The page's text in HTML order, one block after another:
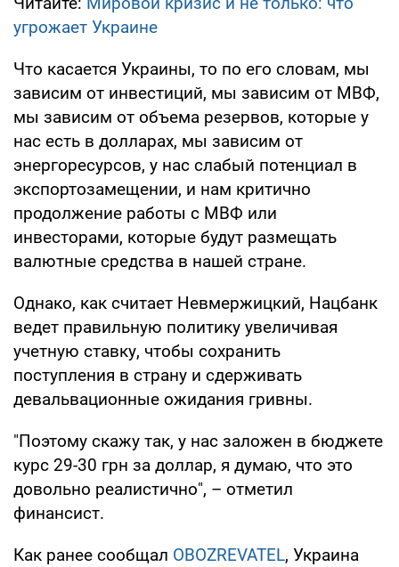
угрожает Украине
Что касается Украины, то по его словам, мы
зависим от инвестиций, мы зависим от МВФ,
мы зависим от объема резервов, которые у
нас есть в долларах, мы зависим от
энергоресурсов, у нас слабый потенциал в
экспортозамещении, и нам критично
продолжение работы с МВФ или
инвесторами, которые будут размещать
валютные средства в нашей стране.
Однако, как считает Невмержицкий, Нацбанк
ведет правильную политику увеличивая
учетную ставку, чтобы сохранить
поступления в страну и сдерживать
девальвационные ожидания гривны.
"Поэтому скажу так, у нас заложен в бюджете
курс 29-30 грн за доллар, я думаю, что это
довольно реалистично", – отметил
финансист.
Как ранее сообщал OBOZREVATEL, Украина